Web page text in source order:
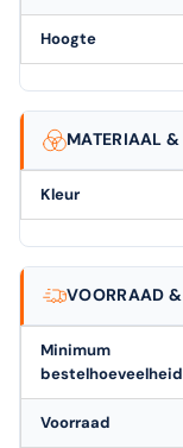
Hoogte
MATERIAAL &
Kleur
VOORRAAD
Minimum
bestelhoeveelheid
Voorraad